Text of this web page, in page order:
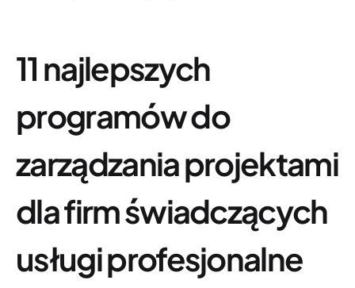
11 najlepszych
programów do
zarządzania projektami
dla firm świadczących
usługi profesjonalne